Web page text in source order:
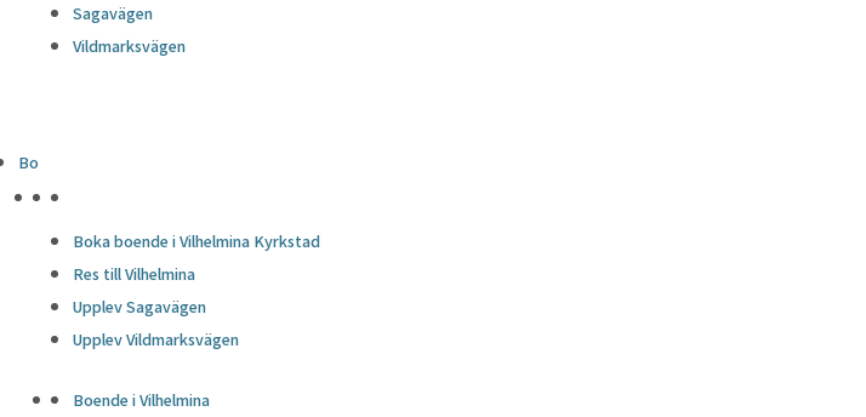
Sagavägen
Vildmarksvägen
Bo
Boka boende i Vilhelmina Kyrkstad
Res till Vilhelmina
Upplev Sagavägen
Upplev Vildmarksvägen
Boende i Vilhelmina